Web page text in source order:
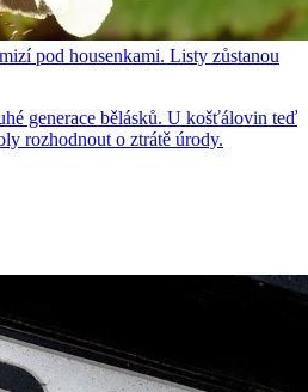
pod housenkami. Listy zůstanou
generace bělásků. U košťálovin teď
rozhodnout o ztrátě úrody.